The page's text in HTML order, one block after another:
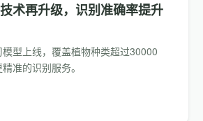
术再升级，识别准确率提升
型上线，覆盖植物种类超过30000
准的识别服务。